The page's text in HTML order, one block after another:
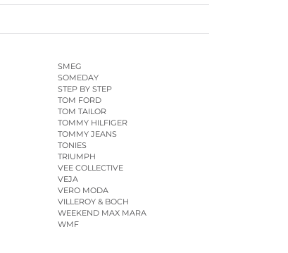
SMEG
SOMEDAY
STEP BY STEP
TOM FORD
TOM TAILOR
TOMMY HILFIGER
TOMMY JEANS
TONIES
TRIUMPH
VEE COLLECTIVE
VEJA
VERO MODA
VILLEROY & BOCH
WEEKEND MAX MARA
WMF